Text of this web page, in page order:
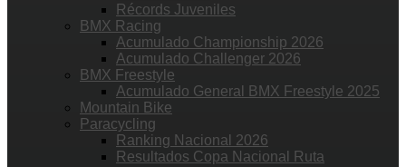
Récords Juveniles
BMX Racing
Acumulado Championship 2026
Acumulado Challenger 2026
BMX Freestyle
Acumulado General BMX Freestyle 2025
Mountain Bike
Paracycling
Ranking Nacional 2026
Resultados Copa Nacional Ruta